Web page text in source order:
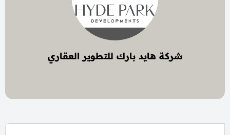
شركة هايد بارك للتطوير العقاري